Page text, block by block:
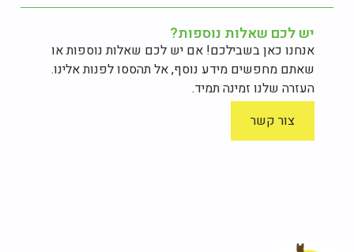
יש לכם שאלות נוספות?
אנחנו כאן בשבילכם! אם יש לכם שאלות נוספות או
שאתם מחפשים מידע נוסף, אל תהססו לפנות אלינו.
העזרה שלנו זמינה תמיד.
צור קשר